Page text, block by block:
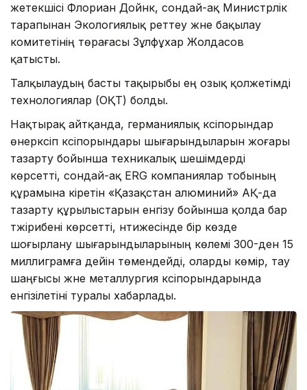
жетекшісі Флориан Дойнк, сондай-ақ Министрлік
тарапынан Экологиялық реттеу және бақылау
комитетінің төрағасы Зұлфұхар Жолдасов
қатысты.
Талқылаудың басты тақырыбы ең озық қолжетімді
технологиялар (ОҚТ) болды.
Нақтырақ айтқанда, германиялық кәсіпорындар
өнеркәсіп кәсіпорындары шығарындыларын жоғары
тазарту бойынша техникалық шешімдерді
көрсетті, сондай-ақ ERG компаниялар тобының
құрамына кіретін «Қазақстан алюминий» АҚ-да
тазарту құрылыстарын енгізу бойынша қолда бар
тәжірибені көрсетті, нәтижесінде бір көзде
шоғырлану шығарындыларының көлемі 300-ден 15
миллиграмға дейін төмендейді, оларды көмір, тау
шаңғысы және металлургия кәсіпорындарында
енгізілетіні туралы хабарлады.